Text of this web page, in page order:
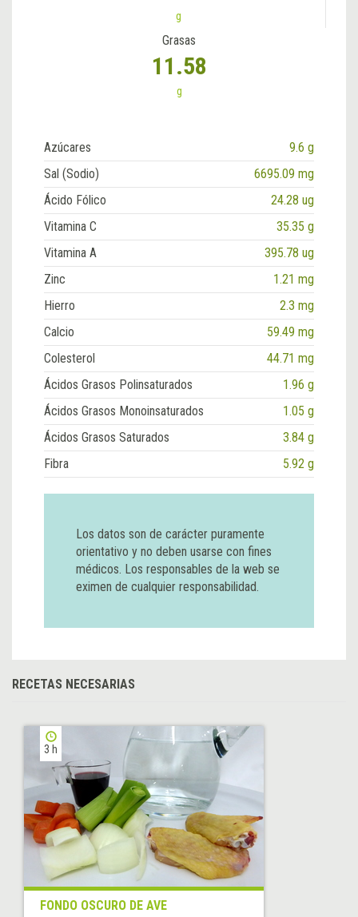
g
Grasas
11.58
g
Azúcares
9.6 g
Sal (Sodio)
6695.09 mg
Ácido Fólico
24.28 ug
Vitamina C
35.35 g
Vitamina A
395.78 ug
Zinc
1.21 mg
Hierro
2.3 mg
Calcio
59.49 mg
Colesterol
44.71 mg
Ácidos Grasos Polinsaturados
1.96 g
Ácidos Grasos Monoinsaturados
1.05 g
Ácidos Grasos Saturados
3.84 g
Fibra
5.92 g
Los datos son de carácter puramente
orientativo y no deben usarse con fines
médicos. Los responsables de la web se
eximen de cualquier responsabilidad.
RECETAS NECESARIAS
3 h
FONDO OSCURO DE AVE